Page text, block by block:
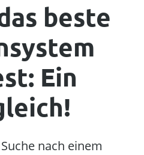
beste
Ein
nach einem